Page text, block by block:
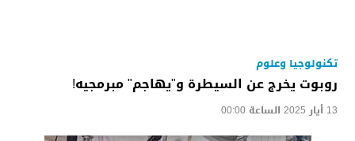
تكنولوجيا وعلوم
روبوت يخرج عن السيطرة و"يهاجم" مبرمجيه!
13 أيار 2025 الساعة 00:00